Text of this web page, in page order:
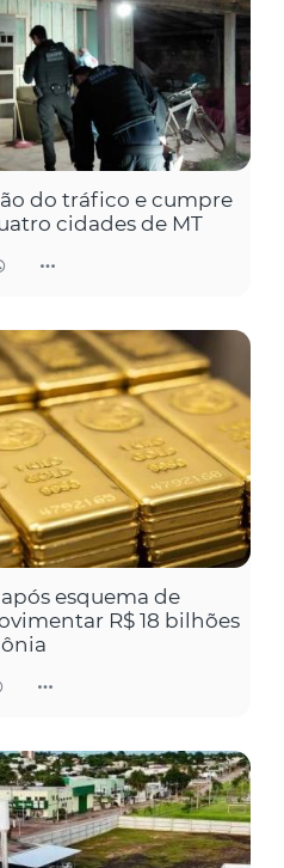
do tráfico e cumpre
cidades de MT
esquema de
R$ 18 bilhões